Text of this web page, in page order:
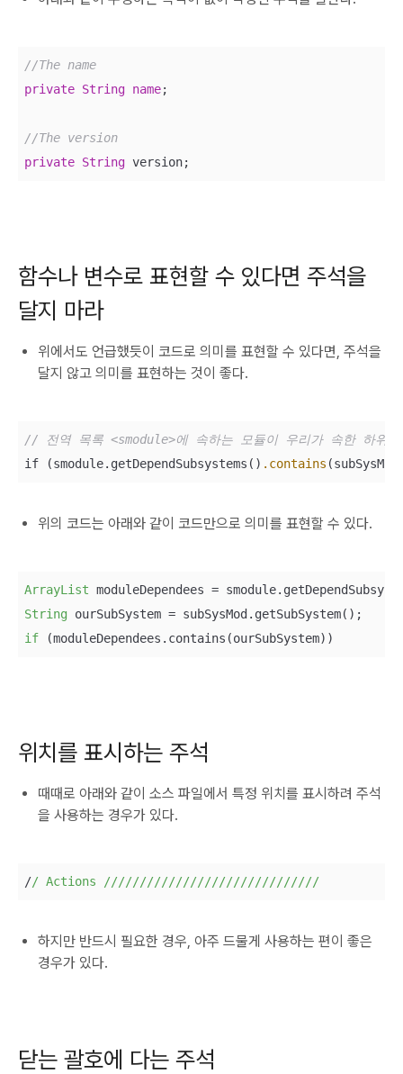
//The name
private String name;
//The version
private String version;
함수나 변수로 표현할 수 있다면 주석을
달지 마라
위에서도 언급했듯이 코드로 의미를 표현할 수 있다면, 주석을
달지 않고 의미를 표현하는 것이 좋다.
// 전역 목록 <smodule>에 속하는 모듈이 우리가 속한 하위
if (smodule.getDependSubsystems() .contains
위의 코드는 아래와 같이 코드만으로 의미를 표현할 수 있다.
ArrayList
String
if (moduleDependees.contains(ourSubSystem))
위치를 표시하는 주석
때때로 아래와 같이 소스 파일에서 특정 위치를 표시하려 주석
을 사용하는 경우가 있다.
// Actions //////////////////////////////
하지만 반드시 필요한 경우, 아주 드물게 사용하는 편이 좋은
경우가 있다.
닫는 괄호에 다는 주석